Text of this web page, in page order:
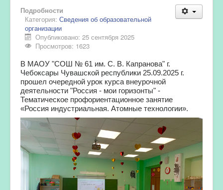
Подробности
Категория: Сведения об образовательной
организации
Опубликовано: 25 сентября 2025
Просмотров: 1623
В МАОУ "СОШ № 61 им. С. В. Капранова" г.
Чебоксары Чувашской республики 25.09.2025 г.
прошел очередной урок курса внеурочной
деятельности "Россия - мои горизонты" -
Тематическое профориентационное занятие
«Россия индустриальная. Атомные технологии».